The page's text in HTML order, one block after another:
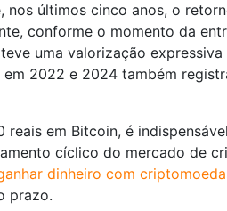
nos últimos cinco anos, o
conforme o momento da
uma valorização expressiva
2022 e 2024 também
reais em Bitcoin, é
cíclico do mercado de
dinheiro com
prazo.